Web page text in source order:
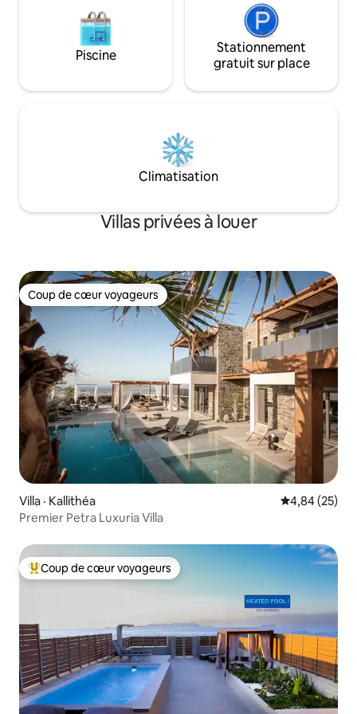
Piscine
Stationnement
gratuit sur place
Climatisation
Villas privées à louer
Coup de cœur voyageurs
Coup de cœur voyageurs
Villa · Kallithéa Note
4,84 (25)
Premier Petra Luxuria Villa
Coup de cœur voyageurs parmi les plus aimés
Coup de cœur voyageurs